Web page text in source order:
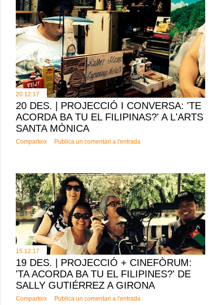
20.12.17
20 DES. | PROJECCIÓ I CONVERSA: 'TE
ACORDA BA TU EL FILIPINAS?' A L'ARTS
SANTA MÒNICA
Comparteix Publica un comentari a l'entrada
15.12.17
19 DES. | PROJECCIÓ + CINEFÒRUM:
'TA ACORDA BA TU EL FILIPINES?' DE
SALLY GUTIÉRREZ A GIRONA
Comparteix Publica un comentari a l'entrada